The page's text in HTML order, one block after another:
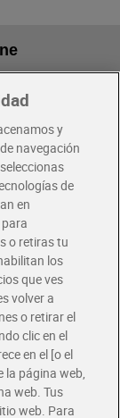
cercana
y
navegación
de
en
o retiras tu
los
que ves
volver a
o retirar el
clic en el
en el [o el
la página web,
web. Tus
web. Para